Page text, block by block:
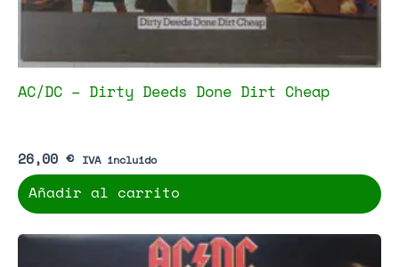
AC/DC – Dirty Deeds Done Dirt Cheap
26,00 € IVA incluido
Añadir al carrito